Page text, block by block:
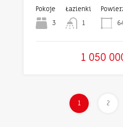
Pokoje
3
Łazienki
1
1 050
1 2